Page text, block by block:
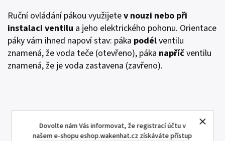
Dovolte nám Vás informovat, že registrací účtu v
našem e-shopu eshop.wakenhat.cz získáváte přístup
Ruční ovládání pákou využijetev nouzi nebo při
instalaci ventilu a jeho elektrického pohonu. Orientace
páky vám ihned napoví stav: páka podélventilu
znamená, že voda teče (otevřeno), páka napříčventilu
znamená, že je voda zastavena (zavřeno).